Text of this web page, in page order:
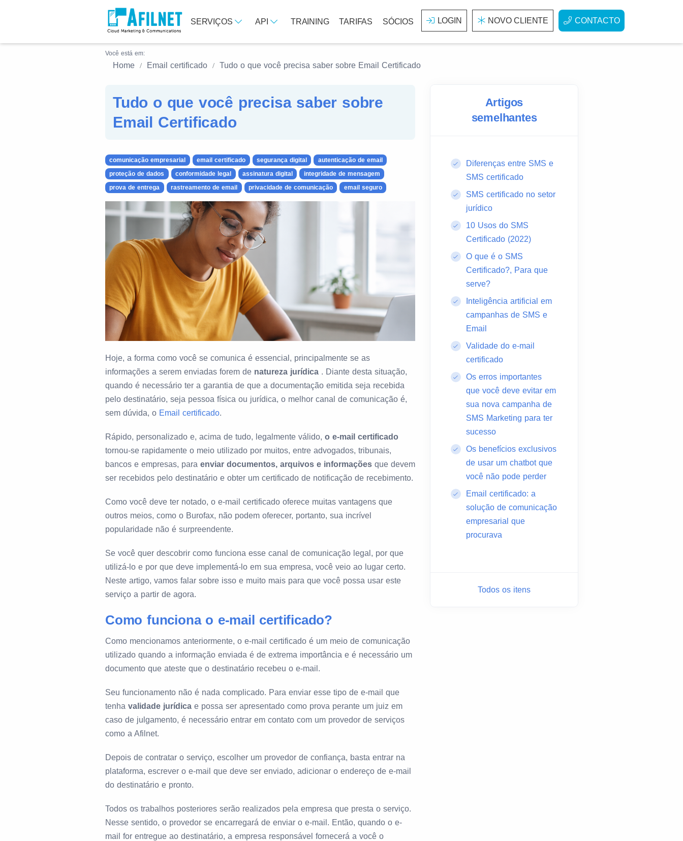
SERVIÇOS API TRAINING TARIFAS SÓCIOS LOGIN NOVO CLIENTE CONTACTO
Você está em:
Home Email certificado Tudo o que você precisa saber sobre Email Certificado
Tudo o que você precisa saber sobre
Email Certificado
comunicação empresarial email certificado segurança digital
autenticação de email
proteção de dados
conformidade legal assinatura digital
integridade de mensagem
prova de entrega
rastreamento de email privacidade de comunicação email seguro
Hoje, a forma como você se comunica é essencial, principalmente se as
informações a serem enviadas forem de natureza jurídica . Diante desta situação,
quando é necessário ter a garantia de que a documentação emitida seja recebida
pelo destinatário, seja pessoa física ou jurídica, o melhor canal de comunicação é,
sem dúvida, o Email certificado.
Rápido, personalizado e, acima de tudo, legalmente válido, o e-mail certificado
tornou-se rapidamente o meio utilizado por muitos, entre advogados, tribunais,
bancos e empresas, para enviar documentos, arquivos e informações que devem
ser recebidos pelo destinatário e obter um certificado de notificação de recebimento.
Como você deve ter notado, o e-mail certificado oferece muitas vantagens que
outros meios, como o Burofax, não podem oferecer, portanto, sua incrível
popularidade não é surpreendente.
Se você quer descobrir como funciona esse canal de comunicação legal, por que
utilizá-lo e por que deve implementá-lo em sua empresa, você veio ao lugar certo.
Neste artigo, vamos falar sobre isso e muito mais para que você possa usar este
serviço a partir de agora.
Como funciona o e-mail certificado?
Como mencionamos anteriormente, o e-mail certificado é um meio de comunicação
utilizado quando a informação enviada é de extrema importância e é necessário um
documento que ateste que o destinatário recebeu o e-mail.
Seu funcionamento não é nada complicado. Para enviar esse tipo de e-mail que
tenha validade jurídica e possa ser apresentado como prova perante um juiz em
caso de julgamento, é necessário entrar em contato com um provedor de serviços
como a Afilnet.
Depois de contratar o serviço, escolher um provedor de confiança, basta entrar na
plataforma, escrever o e-mail que deve ser enviado, adicionar o endereço de e-mail
do destinatário e pronto.
Todos os trabalhos posteriores serão realizados pela empresa que presta o serviço.
Nesse sentido, o provedor se encarregará de enviar o e-mail. Então, quando o e-
mail for entregue ao destinatário, a empresa responsável fornecerá a você o
Artigos
semelhantes
Diferenças entre SMS e
SMS certificado
SMS certificado no setor
jurídico
10 Usos do SMS
Certificado (2022)
O que é o SMS
Certificado?, Para que
serve?
Inteligência artificial em
campanhas de SMS e
Email
Validade do e-mail
certificado
Os erros importantes
que você deve evitar em
sua nova campanha de
SMS Marketing para ter
sucesso
Os benefícios exclusivos
de usar um chatbot que
você não pode perder
Email certificado: a
solução de comunicação
empresarial que
procurava
Todos os itens